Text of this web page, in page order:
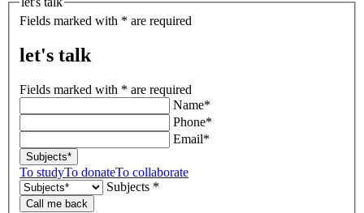
Fields marked with * are required
let's talk
Fields marked with * are required
Name*
Phone*
Email*
Subjects*
To studyTo donateTo collaborate
Subjects *
Call me back